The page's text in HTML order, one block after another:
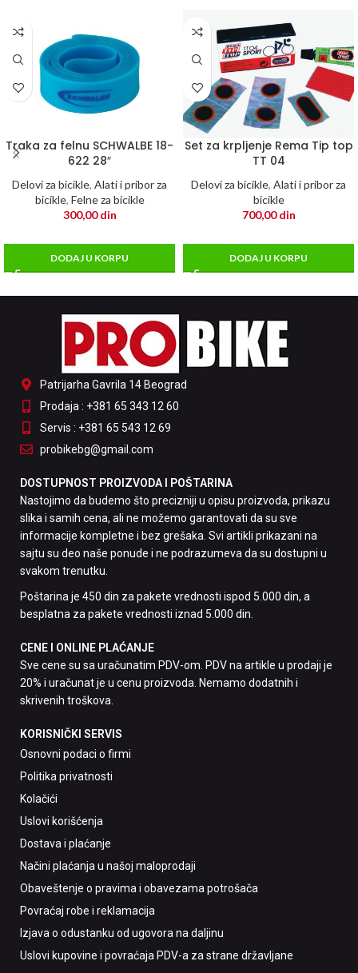
Traka za felnu SCHWALBE 18-
622 28″
Delovi za bicikle, Alati i pribor za
bicikle, Felne za bicikle
300,00din
DODAJ U KORPU
Set za krpljenje Rema Tip top
TT 04
Delovi za bicikle, Alati i pribor za
bicikle
700,00din
DODAJ U KORPU
Patrijarha Gavrila 14 Beograd
Prodaja : +381 65 343 12 60
Servis : +381 65 543 12 69
probikebg@gmail.com
DOSTUPNOST PROIZVODA I POŠTARINA
Nastojimo da budemo što precizniji u opisu proizvoda, prikazu
slika i samih cena, ali ne možemo garantovati da su sve
informacije kompletne i bez grešaka. Svi artikli prikazani na
sajtu su deo naše ponude i ne podrazumeva da su dostupni u
svakom trenutku.
Poštarina je 450 din za pakete vrednosti ispod 5.000 din, a
besplatna za pakete vrednosti iznad 5.000 din.
CENE I ONLINE PLAĆANJE
Sve cene su sa uračunatim PDV-om. PDV na artikle u prodaji je
20% i uračunat je u cenu proizvoda. Nemamo dodatnih i
skrivenih troškova.
KORISNIČKI SERVIS
Osnovni podaci o firmi
Politika privatnosti
Kolačići
Uslovi korišćenja
Dostava i plaćanje
Načini plaćanja u našoj maloprodaji
Obaveštenje o pravima i obavezama potrošača
Povraćaj robe i reklamacija
Izjava o odustanku od ugovora na daljinu
Uslovi kupovine i povraćaja PDV-a za strane državljane